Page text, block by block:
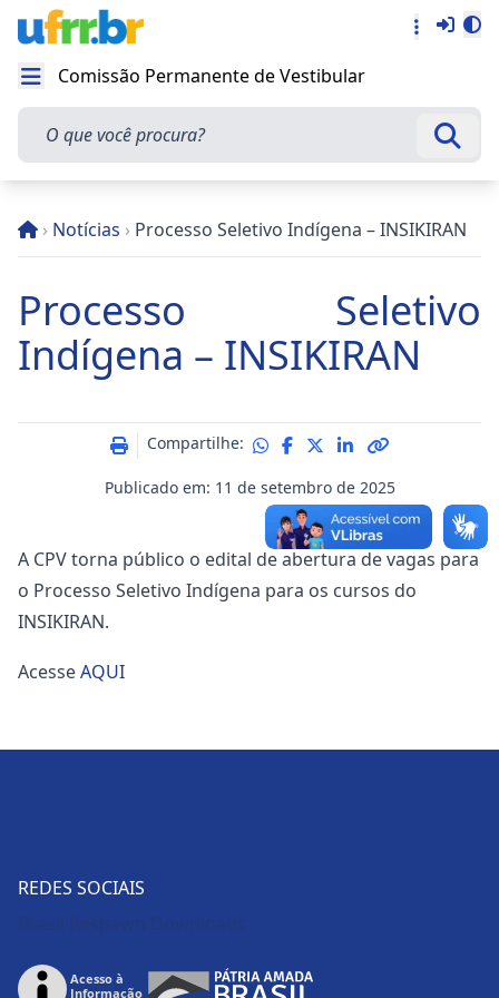
Abrir menu
Comissão Permanente de Vestibular
O que você procura?
› Notícias › Processo Seletivo Indígena – INSIKIRAN
Processo Seletivo
Indígena – INSIKIRAN
Publicado em: 11 de setembro de 2025
Compartilhe:
A CPV torna público o edital de abertura de vagas para
o Processo Seletivo Indígena para os cursos do
INSIKIRAN.
AcesseAQUI
REDES SOCIAIS